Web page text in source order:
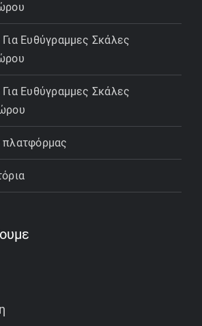
Ευθύγραμμες Σκάλες
Ευθύγραμμες Σκάλες